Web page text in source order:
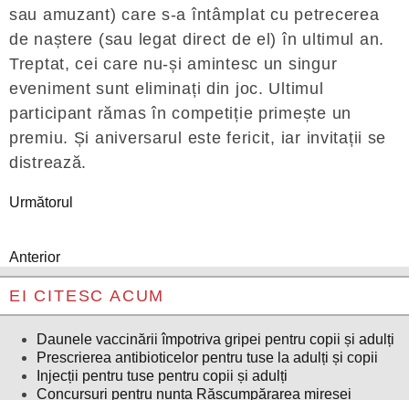
sau amuzant) care s-a întâmplat cu petrecerea
de naștere (sau legat direct de el) în ultimul an.
Treptat, cei care nu-și amintesc un singur
eveniment sunt eliminați din joc. Ultimul
participant rămas în competiție primește un
premiu. Și aniversarul este fericit, iar invitații se
distrează.
Următorul
Anterior
EI CITESC ACUM
Daunele vaccinării împotriva gripei pentru copii și adulți
Prescrierea antibioticelor pentru tuse la adulți și copii
Injecții pentru tuse pentru copii și adulți
Concursuri pentru nunta Răscumpărarea miresei